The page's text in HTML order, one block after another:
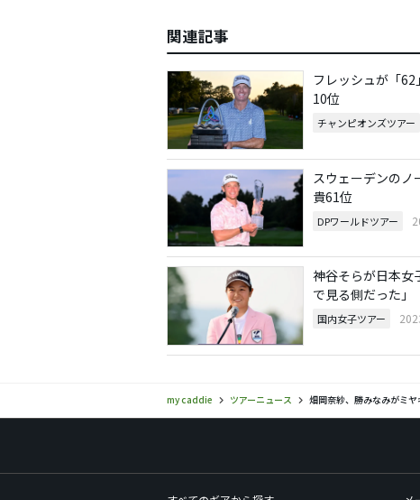
関連記事
フレッシュが「
10位
チャンピオンズツアー
スウェーデンの
貴61位
DPワールドツアー
神谷そらが日本女
で見る側だった」
国内女子ツアー
my caddie ツアーニュース 畑岡奈紗、勝みなみがミ